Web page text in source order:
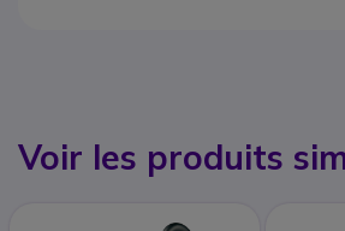
Voir les produits